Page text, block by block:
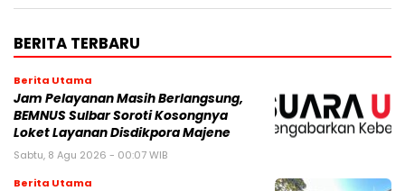
BERITA TERBARU
Berita Utama
Jam Pelayanan Masih Berlangsung,
BEMNUS Sulbar Soroti Kosongnya
Loket Layanan Disdikpora Majene
Sabtu, 8 Agu 2026 - 00:07 WIB
Berita Utama